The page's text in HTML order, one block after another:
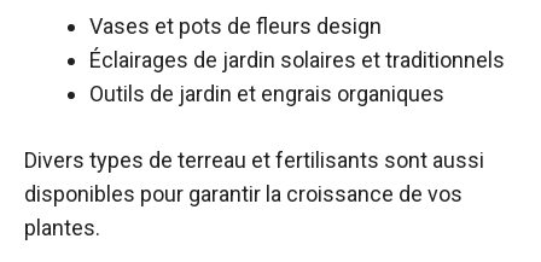
Vases et pots de fleurs design
Éclairages de jardin solaires et traditionnels
Outils de jardin et engrais organiques
Divers types de terreau et fertilisants sont aussi
disponibles pour garantir la croissance de vos
plantes.